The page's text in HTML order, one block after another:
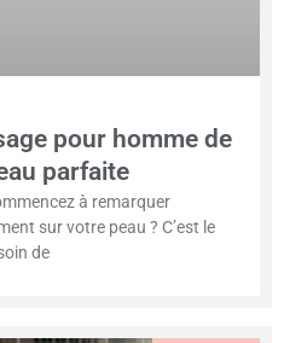
pour homme de
parfaite
à remarquer
sur votre peau ? C’est le
de